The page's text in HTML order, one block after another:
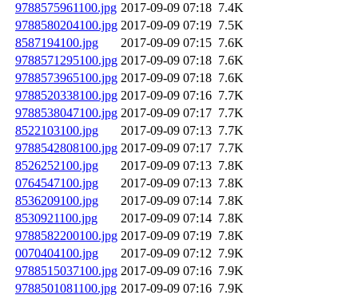
9788575961100.jpg 2017-09-09 07:18 7.4K
9788580204100.jpg 2017-09-09 07:19 7.5K
8587194100.jpg
2017-09-09 07:15 7.6K
9788571295100.jpg 2017-09-09 07:18 7.6K
9788573965100.jpg 2017-09-09 07:18 7.6K
9788520338100.jpg 2017-09-09 07:16 7.7K
9788538047100.jpg 2017-09-09 07:17 7.7K
8522103100.jpg
2017-09-09 07:13 7.7K
9788542808100.jpg 2017-09-09 07:17 7.7K
8526252100.jpg
2017-09-09 07:13 7.8K
0764547100.jpg
2017-09-09 07:13 7.8K
8536209100.jpg
2017-09-09 07:14 7.8K
8530921100.jpg
2017-09-09 07:14 7.8K
9788582200100.jpg 2017-09-09 07:19 7.8K
0070404100.jpg
2017-09-09 07:12 7.9K
9788515037100.jpg 2017-09-09 07:16 7.9K
9788501081100.jpg 2017-09-09 07:16 7.9K